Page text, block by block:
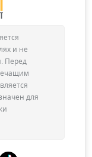
и не
Перед
для